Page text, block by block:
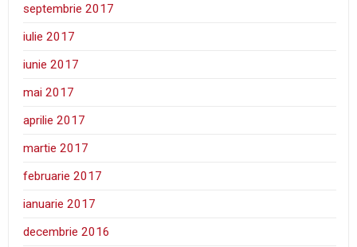
septembrie 2017
iulie 2017
iunie 2017
mai 2017
aprilie 2017
martie 2017
februarie 2017
ianuarie 2017
decembrie 2016